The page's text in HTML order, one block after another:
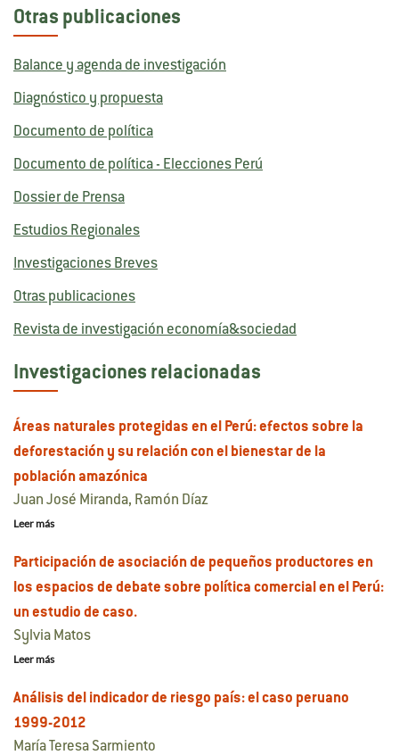
Otras publicaciones
Balance y agenda de investigación
Diagnóstico y propuesta
Documento de política
Documento de política - Elecciones Perú
Dossier de Prensa
Estudios Regionales
Investigaciones Breves
Otras publicaciones
Revista de investigación economía&sociedad
Investigaciones relacionadas
Áreas naturales protegidas en el Perú: efectos sobre la
deforestación y su relación con el bienestar de la
población amazónica
Juan José Miranda, Ramón Díaz
Leer más
Participación de asociación de pequeños productores en
los espacios de debate sobre política comercial en el Perú:
un estudio de caso.
Sylvia Matos
Leer más
Análisis del indicador de riesgo país: el caso peruano
1999-2012
María Teresa Sarmiento